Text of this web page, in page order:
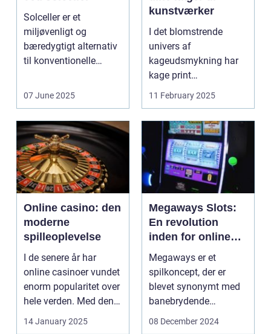
Solceller er et
miljøvenligt og
bæredygtigt alternativ
til konventionelle
07 June 2025
kunstværker
I det blomstrende
univers af
kageudsmykning har
kage print
revolutioneret måden,
11 February 2025
Online casino: den
moderne
spilleoplevelse
I de senere år har
online casinoer vundet
enorm popularitet over
hele verden. Med den
teknolog...
14 January 2025
Megaways Slots:
En revolution
inden for online
spilleautomater
Megaways er et
spilkoncept, der er
blevet synonymt med
banebrydende
innovation inden for
08 December 2024